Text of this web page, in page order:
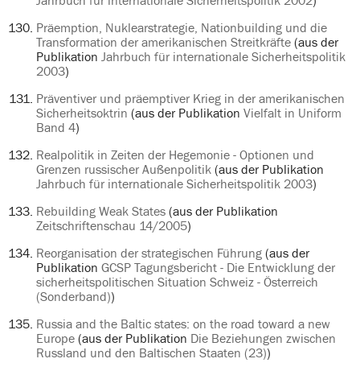
Präemption, Nuklearstrategie, Nationbuilding und die
Transformation der amerikanischen Streitkräfte(aus der
Publikation Jahrbuch für internationale Sicherheitspolitik
2003)
Präventiver und präemptiver Krieg in der amerikanischen
Sicherheitsoktrin (aus der Publikation Vielfalt in Uniform
Band 4)
Realpolitik in Zeiten der Hegemonie - Optionen und
Grenzen russischer Außenpolitik (aus der Publikation
Jahrbuch für internationale Sicherheitspolitik 2003)
Rebuilding Weak States(aus der Publikation
Zeitschriftenschau 14/2005)
Reorganisation der strategischen Führung(aus der
Publikation GCSP Tagungsbericht - Die Entwicklung der
sicherheitspolitischen Situation Schweiz - Österreich
(Sonderband))
Russia and the Baltic states: on the road toward a new
Europe(aus der Publikation Die Beziehungen zwischen
Russland und den Baltischen Staaten (23))